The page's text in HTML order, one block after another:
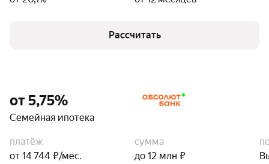
Рассчитать
от 5,75%
Семейная ипотека
платёж
от 14 744 ₽/мес.
сумма
до 12 млн ₽